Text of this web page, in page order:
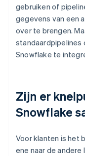
gebruiken of
gegevens van een
over te brengen.
standaardpipelines
Snowflake te
Zijn er
Snowflake
Voor klanten is het
ene naar de